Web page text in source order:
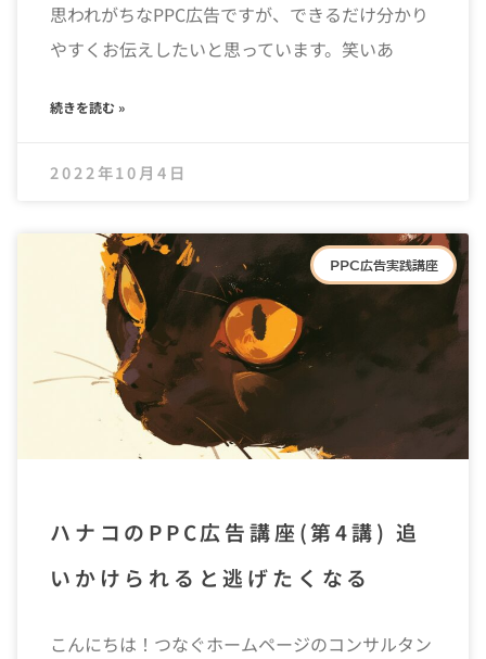
思われがちなPPC広告ですが、できるだけ分かり
やすくお伝えしたいと思っています。笑いあ
続きを読む »
2022年10月4日
PPC広告実践講座
ハナコのPPC広告講座(第4講) 追
いかけられると逃げたくなる
こんにちは！つなぐホームページのコンサルタン